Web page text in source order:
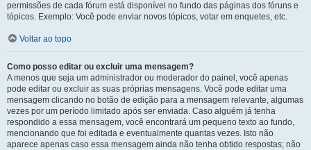
permissões de cada fórum está disponível no fundo das páginas dos fóruns e
tópicos. Exemplo: Você pode enviar novos tópicos, votar em enquetes, etc.
Voltar ao topo
Como posso editar ou excluir uma mensagem?
A menos que seja um administrador ou moderador do painel, você apenas
pode editar ou excluir as suas próprias mensagens. Você pode editar uma
mensagem clicando no botão de edição para a mensagem relevante, algumas
vezes por um período limitado após ser enviada. Caso alguém já tenha
respondido a essa mensagem, você encontrará um pequeno texto ao fundo,
mencionando que foi editada e eventualmente quantas vezes. Isto não
aparece apenas caso essa mensagem ainda não tenha obtido respostas; não